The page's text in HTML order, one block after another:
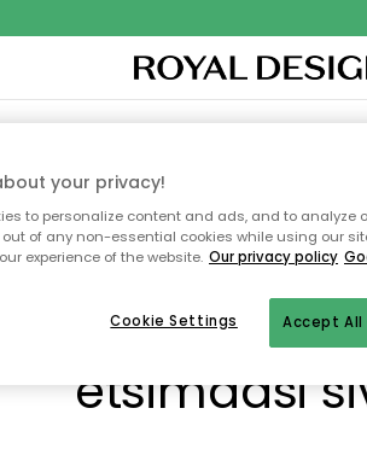
SISUSTUSTEKSTIILIT & MATOTKEITTIÖ
etsimääsi
your privacy!
to personalize content and ads, and to analyze
of any non-essential cookies while using our
experience of the website. Our privacy policy
Accept All
Cookie Settings